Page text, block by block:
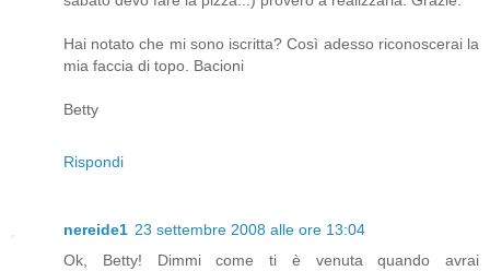
Hai notato che mi sono iscritta? Così adesso riconoscerai la
mia faccia di topo. Bacioni
Betty
Rispondi
nereide1 23 settembre 2008 alle ore 13:04
Ok, Betty! Dimmi come ti è venuta quando avrai